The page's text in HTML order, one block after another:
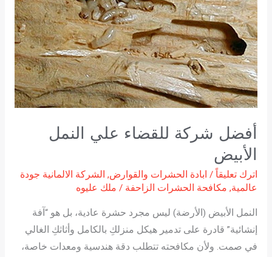
أفضل شركة للقضاء علي النمل
الأبيض
اترك تعليقاً / ابادة الحشرات والقوارض, الشركة الالمانية جودة
عالمية, مكافحة الحشرات الزاحفة / ملك عليوه
النمل الأبيض (الأرضة) ليس مجرد حشرة عادية، بل هو “آفة
إنشائية” قادرة على تدمير هيكل منزلكِ بالكامل وأثاثكِ الغالي
في صمت. ولأن مكافحته تتطلب دقة هندسية ومعدات خاصة،